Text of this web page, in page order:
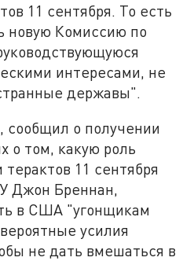
11 сентября. То есть
новую Комиссию по
интересами, не
державы".
сообщил о получении
о том, какую роль
11 сентября
Джон Бреннан,
в США "угонщикам
усилия
не дать вмешаться в